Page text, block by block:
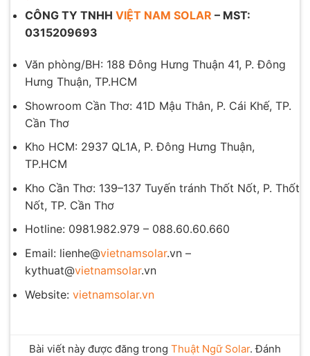
CÔNG TY TNHH VIỆT NAM SOLAR – MST:
0315209693
Văn phòng/BH: 188 Đông Hưng Thuận 41, P. Đông
Hưng Thuận, TP.HCM
Showroom Cần Thơ: 41D Mậu Thân, P. Cái Khế, TP.
Cần Thơ
Kho HCM: 2937 QL1A, P. Đông Hưng Thuận,
TP.HCM
Kho Cần Thơ: 139–137 Tuyến tránh Thốt Nốt, P. Thốt
Nốt, TP. Cần Thơ
Hotline: 0981.982.979 – 088.60.60.660
Email: lienhe@vietnamsolar.vn –
kythuat@vietnamsolar.vn
Website: vietnamsolar.vn
Bài viết này được đăng trong Thuật Ngữ Solar. Đánh